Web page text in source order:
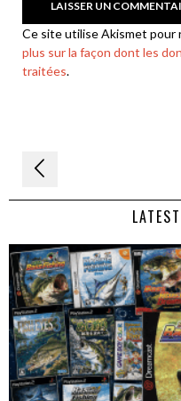
Ce site utilise Akismet pour
plus sur la façon dont les
traitées.
Navigation
de